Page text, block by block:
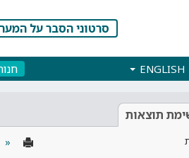
סרטוני הסבר על
ENGLISH
תוצאות
«